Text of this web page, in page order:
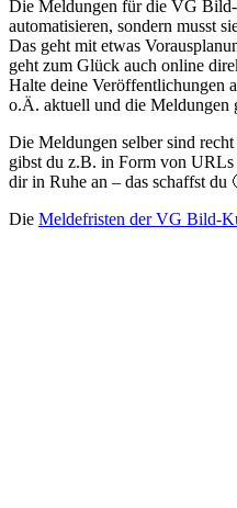
Die Meldungen für die VG
automatisieren, sondern musst
Das geht mit etwas
geht zum Glück auch online
Halte deine Veröffentlichungen
o.Ä. aktuell und die Meldungen
Die Meldungen selber sind
gibst du z.B. in Form von
dir in Ruhe an – das schaffst du
Die Meldefristen der VG Bild-